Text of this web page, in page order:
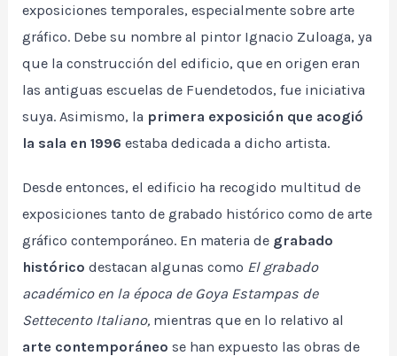
exposiciones temporales, especialmente sobre arte
gráfico. Debe su nombre al pintor Ignacio Zuloaga, ya
que la construcción del edificio, que en origen eran
las antiguas escuelas de Fuendetodos, fue iniciativa
suya. Asimismo, la primera exposición que acogió
la sala en 1996 estaba dedicada a dicho artista.
Desde entonces, el edificio ha recogido multitud de
exposiciones tanto de grabado histórico como de arte
gráfico contemporáneo. En materia de grabado
histórico destacan algunas como El grabado
académico en la época de Goya Estampas de
Settecento Italiano, mientras que en lo relativo al
arte contemporáneo se han expuesto las obras de